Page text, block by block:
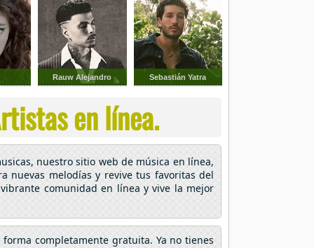
Rauw Alejandro Sebastián Yatra
en línea.
nuestro sitio web de música en línea,
nuevas melodías y revive tus favoritas del
comunidad en línea y vive la mejor
completamente gratuita. Ya no tienes